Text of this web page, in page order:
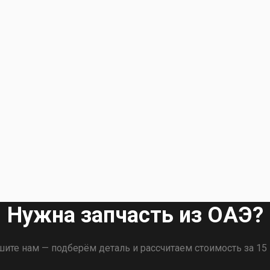
Нужна запчасть из ОАЭ?
нам — подберём деталь и рассчитаем стоимость за 15